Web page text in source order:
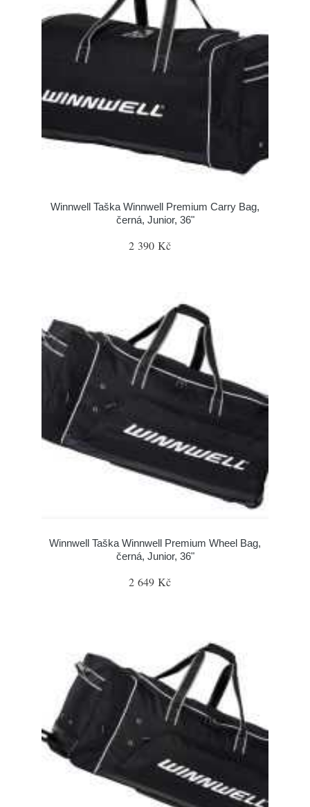
Winnwell Taška Winnwell Premium Carry Bag,
černá, Junior, 36"
2 390 Kč
Winnwell Taška Winnwell Premium Wheel Bag,
černá, Junior, 36"
2 649 Kč